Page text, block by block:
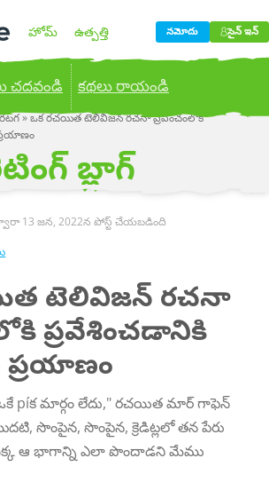
హోమ్ ఉత్పత్తి
ధర నిర్ణయించడం బ్లాగు
కంపెనీ
నమోదు సైన్ ఇన్
చదవండి కథలు రాయండి
to a global audience.
now!
»ఒక రచయిత టెలివిజన్ రచనా ప్రపంచంలోకి
బ్లాగ్
13 జన, 2022న పోస్ట్ చేయబడింది
టెలివిజన్ రచనా
ప్రవేశించడానికి
ప్రయాణం
píక మార్గం లేదు," రచయిత మార్ గాఫెన్
సొంపైన, సొంపైన, క్రెడిట్లలో తన పేరు
ఆ భాగాన్ని ఎలా పొందాడని మేము